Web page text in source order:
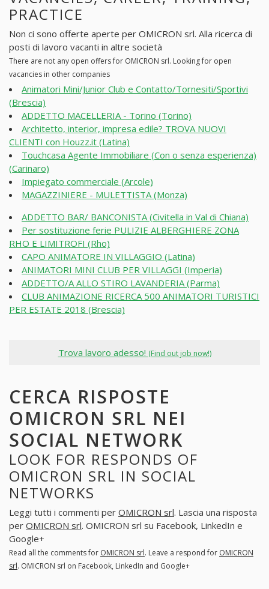
PRACTICE
Non ci sono offerte aperte per OMICRON srl. Alla ricerca di
posti di lavoro vacanti in altre società
There are not any open offers for OMICRON srl. Looking for open
vacancies in other companies
Animatori Mini/Junior Club e Contatto/Tornesiti/Sportivi
(Brescia)
ADDETTO MACELLERIA - Torino (Torino)
Architetto, interior, impresa edile? TROVA NUOVI
CLIENTI con Houzz.it (Latina)
Touchcasa Agente Immobiliare (Con o senza esperienza)
(Carinaro)
Impiegato commerciale (Arcole)
MAGAZZINIERE - MULETTISTA (Monza)
ADDETTO BAR/ BANCONISTA (Civitella in Val di Chiana)
Per sostituzione ferie PULIZIE ALBERGHIERE ZONA
RHO E LIMITROFI (Rho)
CAPO ANIMATORE IN VILLAGGIO (Latina)
ANIMATORI MINI CLUB PER VILLAGGI (Imperia)
ADDETTO/A ALLO STIRO LAVANDERIA (Parma)
CLUB ANIMAZIONE RICERCA 500 ANIMATORI TURISTICI
PER ESTATE 2018 (Brescia)
Trova lavoro adesso! (Find out job now!)
CERCA RISPOSTE
OMICRON SRL NEI
SOCIAL NETWORK
LOOK FOR RESPONDS OF
OMICRON SRL IN SOCIAL
NETWORKS
Leggi tutti i commenti per OMICRON srl. Lascia una risposta
per OMICRON srl. OMICRON srl su Facebook, LinkedIn e
Google+
Read all the comments for OMICRON srl. Leave a respond for OMICRON
srl. OMICRON srl on Facebook, LinkedIn and Google+